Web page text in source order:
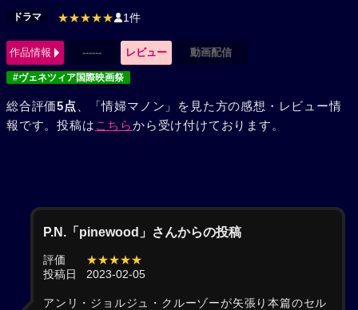
ドラマ ★★★★★ 1件
作品情報 ------ レビュー 動画配信
#ヴェネツィア国際映画祭
総合評価5点 、「情婦マノン」を見た方の感想・レビュー情
報です。投稿は こちらから受け付けております。
P.N.「pinewood」さんからの投稿
評価
★★★★★
投稿日
2023-02-05
アンリ・ジョルジュ・クルーゾーが矢張り本篇のセル